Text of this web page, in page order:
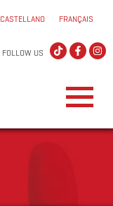
CASTELLANO FRANÇAIS
FOLLOW US